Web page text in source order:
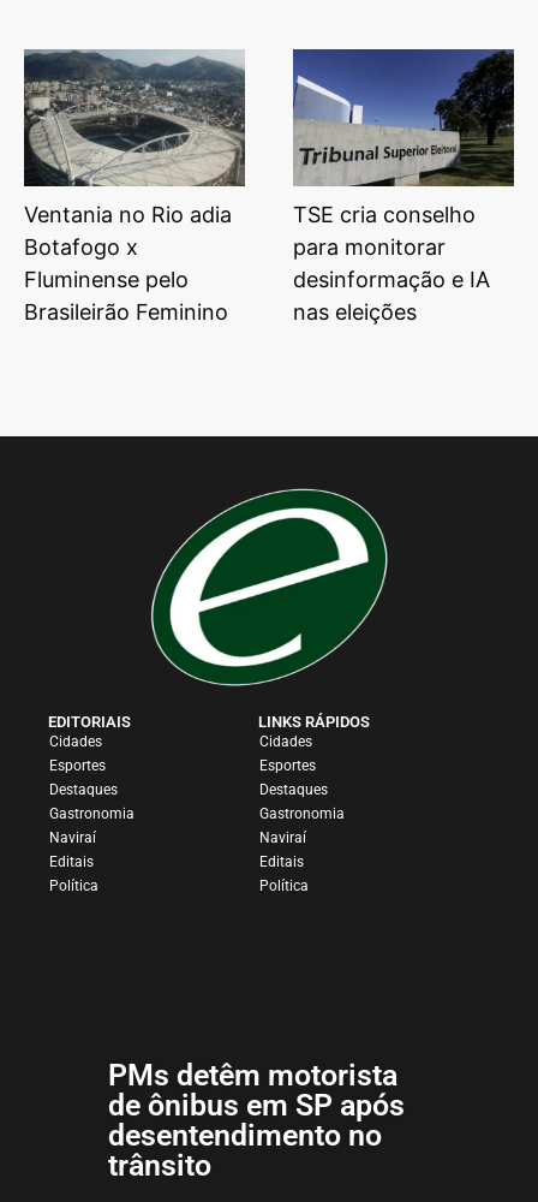
Ventania no Rio adia
Botafogo x
Fluminense pelo
Brasileirão Feminino
TSE cria conselho
para monitorar
desinformação e IA
nas eleições
EDITORIAIS
Cidades
Esportes
Destaques
Gastronomia
Naviraí
Editais
Política
LINKS RÁPIDOS
Cidades
Esportes
Destaques
Gastronomia
Naviraí
Editais
Política
PMs detêm motorista
de ônibus em SP após
desentendimento no
trânsito